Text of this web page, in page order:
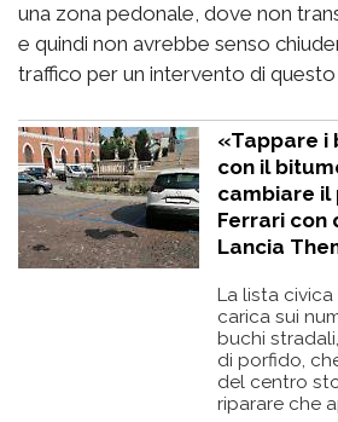
una zona pedonale, dove non
e quindi non avrebbe senso
traffico per un intervento di
«Tappare i
con il
cambiare il
Ferrari con
Lancia
La lista
carica sui
buchi
di porfido,
del centro
riparare che